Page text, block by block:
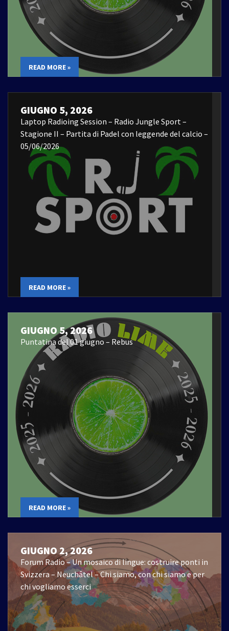
READ MORE »
GIUGNO 5, 2026
Laptop Radioing Session – Radio Jungle Sport –
Stagione II – Partita di Padel con leggende del calcio –
05/06/2026
READ MORE »
GIUGNO 5, 2026
Puntatina del 01 giugno – Rebus
READ MORE »
GIUGNO 2, 2026
Forum Radio – Un mosaico di lingue: costruire ponti in
Svizzera – Neuchâtel – Chi siamo, con chi siamo e per
chi vogliamo esserci